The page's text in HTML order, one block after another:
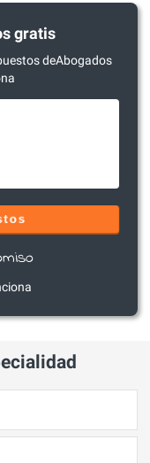
gratis
deAbogados